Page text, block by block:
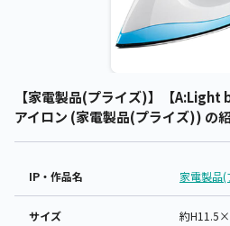
【家電製品(プライズ)】【A:Light
アイロン (家電製品(プライズ)) の
IP・作品名 家電製品(
サイズ 約